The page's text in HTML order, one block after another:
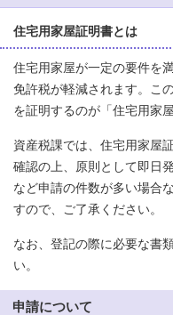
住宅用家屋証明書とは
住宅用家屋が一定の要件を
免許税が軽減されます。こ
を証明するのが「住宅用家
資産税課では、住宅用家屋
確認の上、原則として即日
など申請の件数が多い場合
すので、ご了承ください。
なお、登記の際に必要な書
い。
申請について